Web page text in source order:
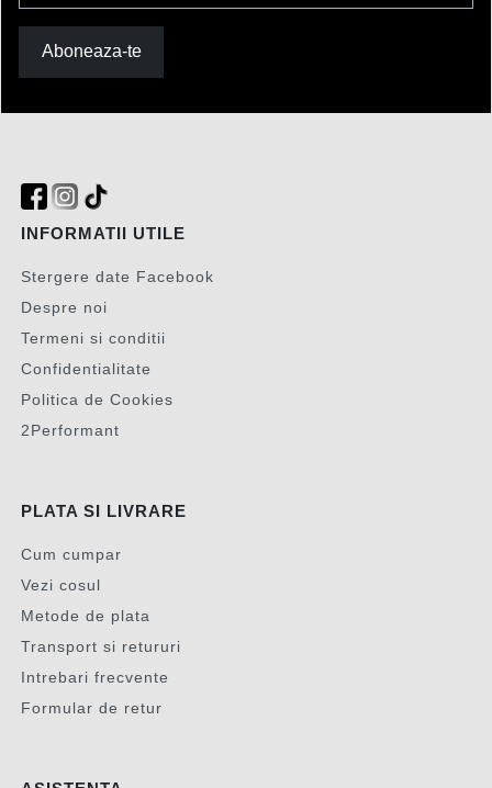
Aboneaza-te
INFORMATII UTILE
Stergere date Facebook
Despre noi
Termeni si conditii
Confidentialitate
Politica de Cookies
2Performant
PLATA SI LIVRARE
Cum cumpar
Vezi cosul
Metode de plata
Transport si retururi
Intrebari frecvente
Formular de retur